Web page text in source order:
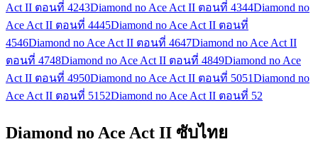
Act II ตอนที่ 4243Diamond no Ace Act II ตอนที่ 4344Diamond no
Ace Act II ตอนที่ 4445Diamond no Ace Act II ตอนที่
4546Diamond no Ace Act II ตอนที่ 4647Diamond no Ace Act II
ตอนที่ 4748Diamond no Ace Act II ตอนที่ 4849Diamond no Ace
Act II ตอนที่ 4950Diamond no Ace Act II ตอนที่ 5051Diamond no
Ace Act II ตอนที่ 51 52Diamond no Ace Act II ตอนที่ 52
Diamond no Ace Act II ซับไทย